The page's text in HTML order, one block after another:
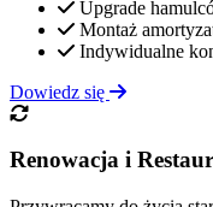
Upgrade
Montaż
Indywidualne
Dowiedz się
Renowacja i